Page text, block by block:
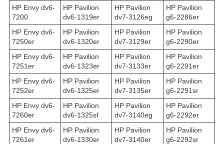
HP Envy dv6-
7200
HP Pavilion
dv6-1319er
HP Pavilion
dv7-3126eg
HP Pavilion
g6-2286er
HP Envy dv6-
7250er
HP Pavilion
dv6-1320er
HP Pavilion
dv7-3129er
HP Pavilion
g6-2290er
HP Envy dv6-
7251er
HP Pavilion
dv6-1323er
HP Pavilion
dv7-3133er
HP Pavilion
g6-2291er
HP Envy dv6-
7252er
HP Pavilion
dv6-1325er
HP Pavilion
dv7-3135er
HP Pavilion
g6-2291sr
HP Envy dv6-
7260er
HP Pavilion
dv6-1325sf
HP Pavilion
dv7-3140eg
HP Pavilion
g6-2292er
HP Envy dv6-
7261er
HP Pavilion
dv6-1330er
HP Pavilion
dv7-3140er
HP Pavilion
g6-2292sr